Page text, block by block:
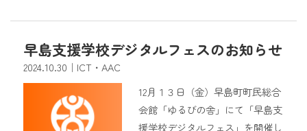
早島支援学校デジタルフェスのお知らせ
2024.10.30 ｜ICT・AAC
12月１３日（金）早島町町民総合
会館「ゆるびの舎」にて「早島支
援学校デジタルフェス」を開催し